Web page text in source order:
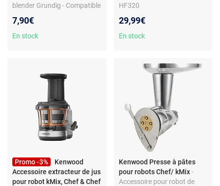
blender Grundig - Compatible
9193024245 - Caoutchouc
noir - Accessoire petit
7,90€
En stock
HF320
29,99€
En stock
Promo -3%
Kenwood
Accessoire extracteur de jus
pour robot kMix, Chef & Chef
Kenwood Presse à pâtes
pour robots Chef/ kMix -
Accessoire pour robot de